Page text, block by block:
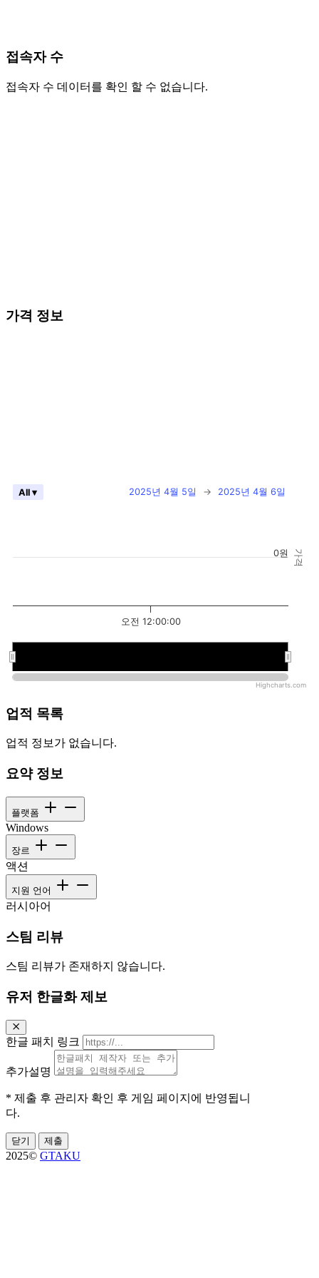
접속자 수
접속자 수 데이터를 확인 할 수 없습니다.
가격 정보
가격
2025년 4월 5일 → 2025년 4월 6일
All ▾
오전 12:00:00
0원
Highcharts.com
업적 목록
업적 정보가 없습니다.
요약 정보
플랫폼
Windows
장르
액션
지원 언어
러시아어
스팀 리뷰
스팀 리뷰가 존재하지 않습니다.
유저 한글화 제보
한글 패치 링크
추가설명
* 제출 후 관리자 확인 후 게임 페이지에 반영됩니
다.
닫기 제출
2025© GTAKU